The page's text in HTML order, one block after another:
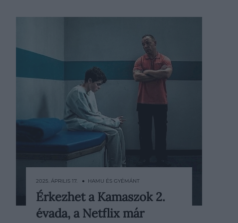
A Netflix egyik legújabb sorozata, a
Kamaszok márciusban vette be a
2025. ÁPRILIS 17. ● HAMU ÉS GYÉMÁNT
Érkezhet a Kamaszok 2.
évada, a Netflix már